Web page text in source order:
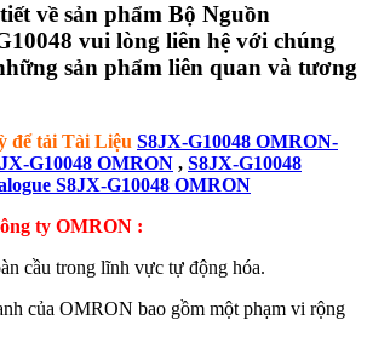
về sản phẩm Bộ Nguồn
vui lòng liên hệ với chúng
sản phẩm liên quan và tương
để tải Tài Liệu S8JX-G10048 OMRON-
G10048 OMRON , S8JX-G10048
S8JX-G10048 OMRON
ty OMRON :
cầu trong lĩnh vực tự động hóa.
của OMRON bao gồm một phạm vi rộng